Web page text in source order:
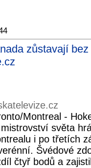
zůstavají
Montreal -
světa
i po třetích
Švédové
čtyř bodů a